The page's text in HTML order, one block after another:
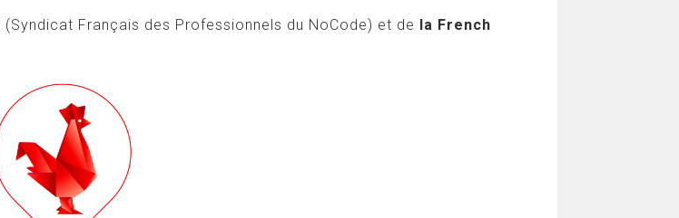
(Syndicat Français des Professionnels du NoCode) et de la French